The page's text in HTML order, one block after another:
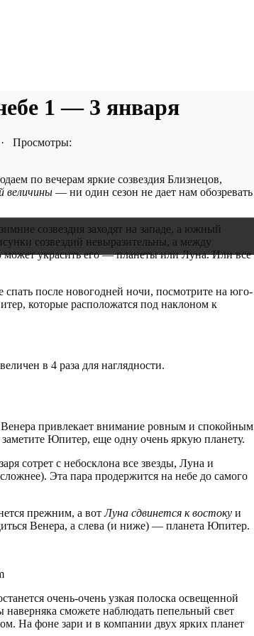
1 — 3 января
Просмотры:
по вечерам яркие созвездия Близнецов,
величины — ни один сезон не дает нам обозревать
созвездия заходят на западе, а южный
созвездий невыразительны, а между
может украсить его — планеты или Луна. Или все
после новогодней ночи, посмотрите на юго-
которые расположатся под наклоном к
в 4 раза для наглядности.
привлекает внимание ровным и спокойным
Юпитер, еще одну очень яркую планету.
сотрет с небосклона все звезды, Луна и
Эта пара продержится на небе до самого
прежним, а вотЛуна сдвинется к востоку и
Венера, а слева (и ниже) — планета Юпитер.
очень-очень узкая полоска освещенной
сможете наблюдать пепельный свет
На фоне зари и в компании двух ярких планет